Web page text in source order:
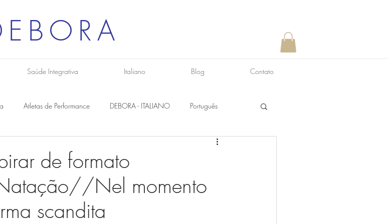
Saúde Integrativa Italiano Blog Contato
Atletas de Performance DEBORA - ITALIANO Português
de formato
Nel momento
scandita